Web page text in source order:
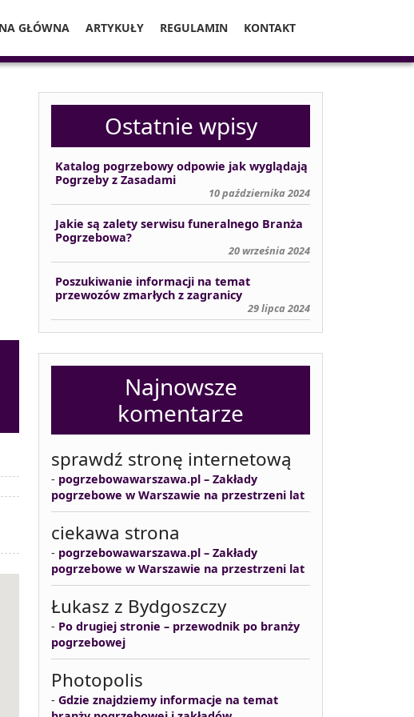
GŁÓWNA ARTYKUŁY REGULAMIN KONTAKT
Ostatnie wpisy
Katalog pogrzebowy odpowie jak wyglądają
Pogrzeby z Zasadami
10 października 2024
Jakie są zalety serwisu funeralnego Branża
Pogrzebowa?
20 września 2024
Poszukiwanie informacji na temat
przewozów zmarłych z zagranicy
29 lipca 2024
Najnowsze
komentarze
sprawdź stronę internetową
- pogrzebowawarszawa.pl – Zakłady
pogrzebowe w Warszawie na przestrzeni lat
ciekawa strona
- pogrzebowawarszawa.pl – Zakłady
pogrzebowe w Warszawie na przestrzeni lat
Łukasz z Bydgoszczy
- Po drugiej stronie – przewodnik po branży
pogrzebowej
Photopolis
- Gdzie znajdziemy informacje na temat